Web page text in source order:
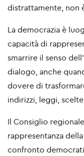
distrattamente, non
La democrazia è
capacità di
smarrire il senso
dialogo, anche
dovere di
indirizzi, leggi,
Il Consiglio
rappresentanza
confronto